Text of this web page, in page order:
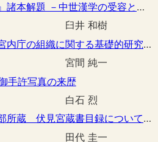
図書寮蔵『迎陽記』諸本解題 －中世漢学の受容と継承－
臼井 和樹
宮内省・宮内府・宮内庁の組織に関する基礎的研究 四 －宮内大臣官房の官制・事務分掌の変遷と文書管理－
宮間 純一
手許写真の来歴
白石 烈
【資料紹介】書陵部所蔵 伏見宮蔵書目録について（一）
田代 圭一